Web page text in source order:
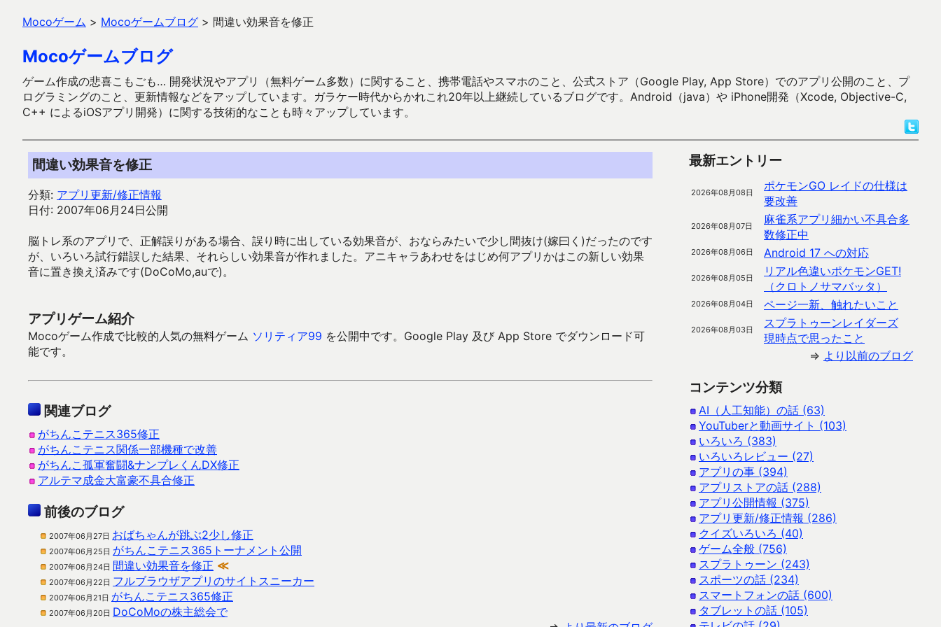
Mocoゲーム > Mocoゲームブログ > 間違い効果音を修正
Mocoゲームブログ
ゲーム作成の悲喜こもごも… 開発状況やアプリ（無料ゲーム多数）に関すること、携帯電話やスマホのこと、公式ストア（Google Play, App Store）でのアプリ公開のこと、プ
ログラミングのこと、更新情報などをアップしています。ガラケー時代からかれこれ20年以上継続しているブログです。Android（java）や iPhone開発（Xcode, Objective-C,
C++ によるiOSアプリ開発）に関する技術的なことも時々アップしています。
間違い効果音を修正
分類: アプリ更新/修正情報
日付: 2007年06月24日公開
脳トレ系のアプリで、正解誤りがある場合、誤り時に出している効果音が、おならみたいで少し間抜け(嫁曰く)だったのです
が、いろいろ試行錯誤した結果、それらしい効果音が作れました。アニキャラあわせをはじめ何アプリかはこの新しい効果
音に置き換え済みです(DoCoMo,auで)。
アプリゲーム紹介
Mocoゲーム作成で比較的人気の無料ゲーム ソリティア99 を公開中です。Google Play 及び App Store でダウンロード可
能です。
関連ブログ
がちんこテニス365修正
がちんこテニス関係一部機種で改善
がちんこ孤軍奮闘&ナンプレくんDX修正
アルテマ成金大富豪不具合修正
前後のブログ
2007年06月27日 おばちゃんが跳ぶ2少し修正
2007年06月25日 がちんこテニス365トーナメント公開
2007年06月24日 間違い効果音を修正 ≪
2007年06月22日 フルブラウザアプリのサイトスニーカー
2007年06月21日 がちんこテニス365修正
2007年06月20日 DoCoMoの株主総会で
最新エントリー
2026年08月08日
ポケモンGO レイドの仕様は
要改善
2026年08月07日
麻雀系アプリ細かい不具合多
数修正中
2026年08月06日 Android 17 への対応
2026年08月05日
リアル色違いポケモンGET!
（クロトノサマバッタ）
2026年08月04日 ページ一新、触れたいこと
2026年08月03日
スプラトゥーンレイダーズ
現時点で思ったこと
⇒ より以前のブログ
コンテンツ分類
AI（人工知能）の話 (63)
YouTuberと動画サイト (103)
いろいろ (383)
いろいろレビュー (27)
アプリの事 (394)
アプリストアの話 (288)
アプリ公開情報 (375)
アプリ更新/修正情報 (286)
クイズいろいろ (40)
ゲーム全般 (756)
スプラトゥーン (243)
スポーツの話 (234)
スマートフォンの話 (600)
タブレットの話 (105)